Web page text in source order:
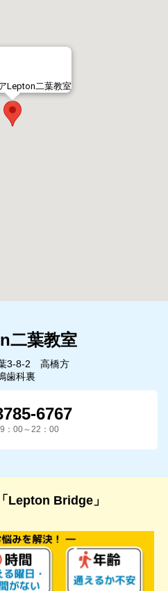
Lepton二葉教室
二葉教室
3-8-2 高橋方
歯科裏
6767
：00～22：00
「Lepton Bridge」